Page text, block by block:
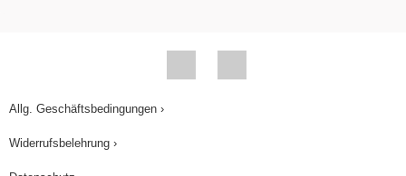
blau. Der Winkel blau-schwarz- rot ist nach
Definition gleich 90 Grad. Nun bestimmen wir die
Längen der Seiten des Dreiecks schwarz-rot-
Allg. Geschäftsbedingungen ›
Widerrufsbelehrung ›